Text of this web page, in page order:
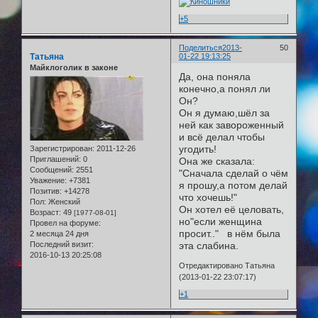
+5
Поделиться 50
2013-
01-22 19:13:25
Татьяна
Майклоголик в законе
Зарегистрирован: 2011-12-26
Приглашений: 0
Сообщений: 2551
Уважение: +7381
Позитив: +14278
Пол: Женский
Возраст: 49 [1977-08-01]
Провел на форуме:
2 месяца 24 дня
Последний визит:
2016-10-13 20:25:08
Да, она поняла
конечно,а понял ли
Он?
Он я думаю,шёл за
ней как завороженный
и всё делал чтобы
угодить!
Она же сказала:
"Сначала сделай о чём
я прошу,а потом делай
что хочешь!"
Он хотел её целовать,
но"если женщина
просит.." в нём была
эта слабина.
Отредактировано Татьяна
(2013-01-22 23:07:17)
+1